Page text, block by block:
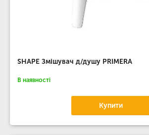
SHAPE Змішувач д/душу PRIMERA
В наявності
Купити